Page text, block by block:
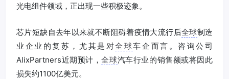
光电组件领域，正出现一些积极迹象。
芯片短缺自去年以来就不断阻碍着疫情大流行后全球制造
业企业的复苏，尤其是对全球车企而言。咨询公司
AlixPartners近期预计，全球汽车行业的销售额或将因此
损失约1100亿美元。